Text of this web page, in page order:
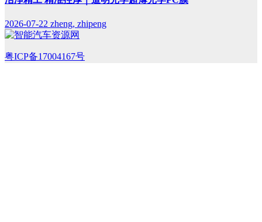
2026-07-22 zheng, zhipeng
粤ICP备17004167号